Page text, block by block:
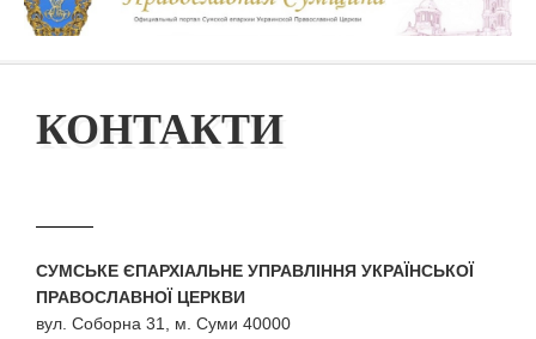
КОНТАКТИ
СУМСЬКЕ ЄПАРХІАЛЬНЕ УПРАВЛІННЯ УКРАЇНСЬКОЇ
ПРАВОСЛАВНОЇ ЦЕРКВИ
вул. Соборна 31, м. Суми 40000